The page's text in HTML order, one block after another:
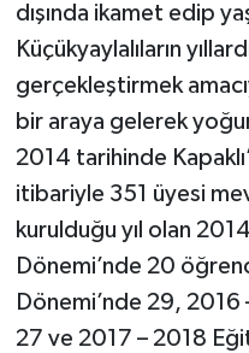
dışında ikamet edip
Küçükyaylalıların
gerçekleştirmek
bir araya gelerek
2014 tarihinde
itibariyle 351 üyesi
kurulduğu yıl olan
Dönemi’nde 20
Dönemi’nde 29,
27 ve 2017 – 2018